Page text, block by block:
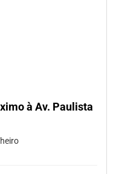
à Av. Paulista